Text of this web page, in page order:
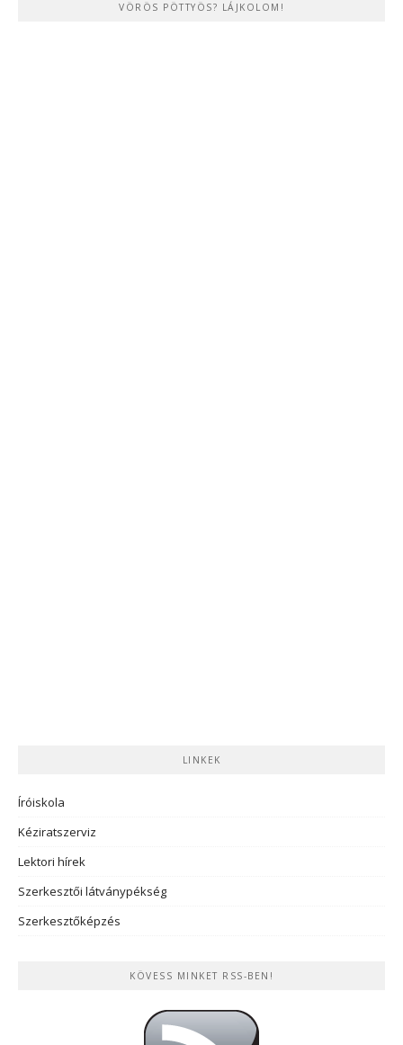
VÖRÖS PÖTTYÖS? LÁJKOLOM!
LINKEK
Íróiskola
Kéziratszerviz
Lektori hírek
Szerkesztői látványpékség
Szerkesztőképzés
KÖVESS MINKET RSS-BEN!